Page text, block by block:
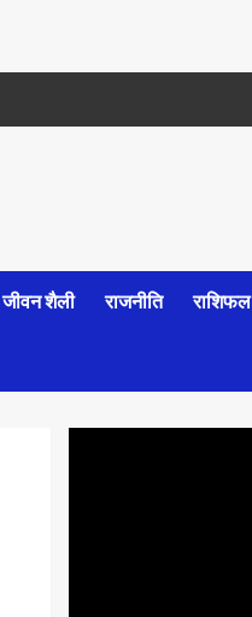
जीवन शैली राजनीति राशिफल